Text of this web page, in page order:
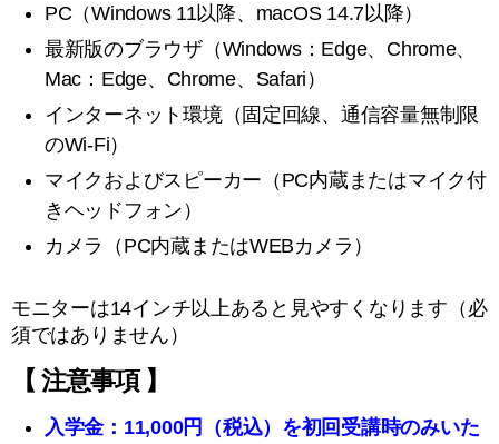
PC（Windows 11以降、macOS 14.7以降）
最新版のブラウザ（Windows：Edge、Chrome、
Mac：Edge、Chrome、Safari）
インターネット環境（固定回線、通信容量無制限
のWi-Fi）
マイクおよびスピーカー（PC内蔵またはマイク付
きヘッドフォン）
カメラ（PC内蔵またはWEBカメラ）
モニターは14インチ以上あると見やすくなります（必
須ではありません）
【 注意事項 】
入学金： 11,000円（税込）を初回受講時のみいた